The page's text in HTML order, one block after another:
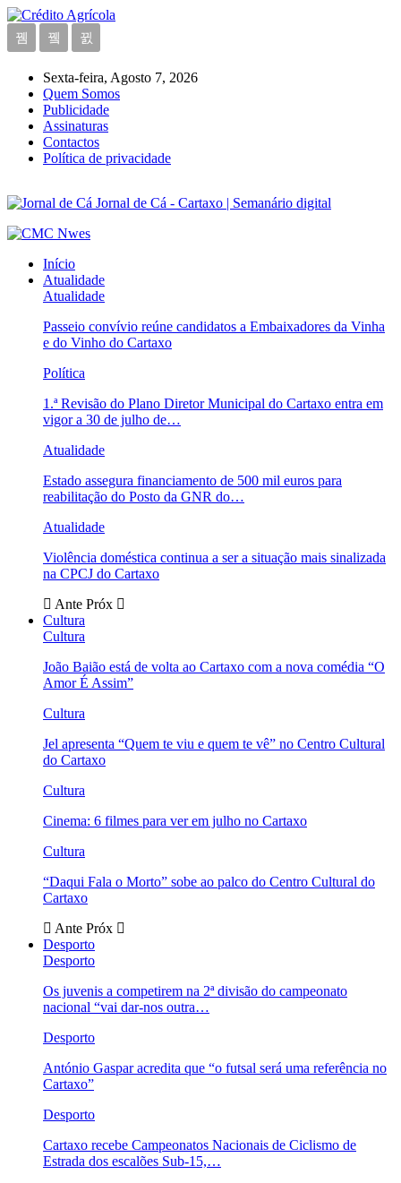
Sexta-feira, Agosto 7, 2026
Quem Somos
Publicidade
Assinaturas
Contactos
Política de privacidade
Jornal de Cá - Cartaxo | Semanário digital
Início
Atualidade
Atualidade
Passeio convívio reúne candidatos a Embaixadores da Vinha
e do Vinho do Cartaxo
Política
1.ª Revisão do Plano Diretor Municipal do Cartaxo entra em
vigor a 30 de julho de…
Atualidade
Estado assegura financiamento de 500 mil euros para
reabilitação do Posto da GNR do…
Atualidade
Violência doméstica continua a ser a situação mais sinalizada
na CPCJ do Cartaxo
Ante Próx
Cultura
Cultura
João Baião está de volta ao Cartaxo com a nova comédia “O
Amor É Assim”
Cultura
Jel apresenta “Quem te viu e quem te vê” no Centro Cultural
do Cartaxo
Cultura
Cinema: 6 filmes para ver em julho no Cartaxo
Cultura
“Daqui Fala o Morto” sobe ao palco do Centro Cultural do
Cartaxo
Ante Próx
Desporto
Desporto
Os juvenis a competirem na 2ª divisão do campeonato
nacional “vai dar-nos outra…
Desporto
António Gaspar acredita que “o futsal será uma referência no
Cartaxo”
Desporto
Cartaxo recebe Campeonatos Nacionais de Ciclismo de
Estrada dos escalões Sub-15,…